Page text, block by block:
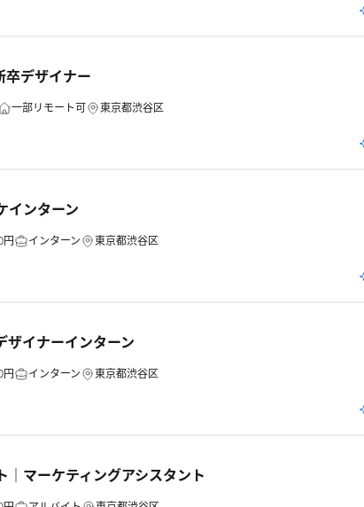
卒デザイナー
一部リモート可 東京都渋谷区
インターン
円 インターン 東京都渋谷区
ザイナーインターン
円 インターン 東京都渋谷区
｜マーケティングアシスタント